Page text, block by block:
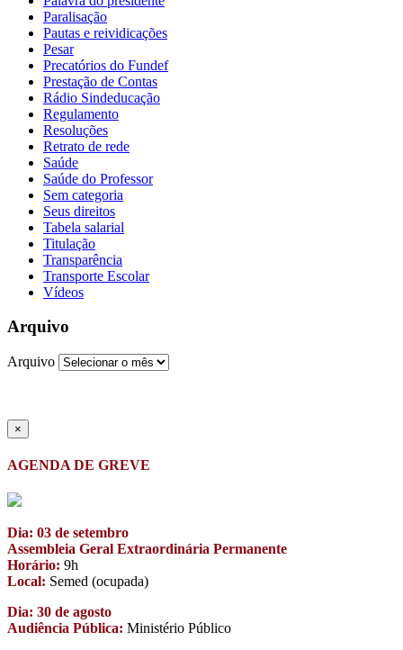
Paralisação
Pautas e reividicações
Pesar
Precatórios do Fundef
Prestação de Contas
Rádio Sindeducação
Regulamento
Resoluções
Retrato de rede
Saúde
Saúde do Professor
Sem categoria
Seus direitos
Tabela salarial
Titulação
Transparência
Transporte Escolar
Vídeos
Arquivo
Arquivo
×
AGENDA DE GREVE
Dia: 03 de setembro
Assembleia Geral Extraordinária Permanente
Horário: 9h
Local: Semed (ocupada)
Dia: 30 de agosto
Audiência Pública: Ministério Público